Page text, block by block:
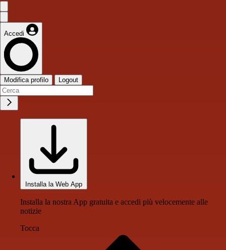
Accedi
Modifica profilo Logout
Installa la Web App
Installa la nostra App gratuita e accedi più velocemente alle
notizie
Tocca